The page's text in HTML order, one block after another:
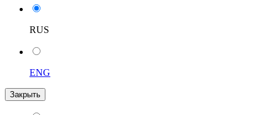
RUS
ENG
Закрыть